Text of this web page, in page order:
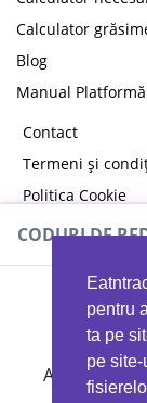
pentru
ta pe
pe
Calculator
Blog
Manual
Contact
Termeni și
Politica Cookie
Politica de
CODURI DE
Ai 40%